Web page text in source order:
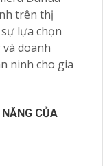
trên thị
lựa chọn
doanh
ninh cho gia
CỦA